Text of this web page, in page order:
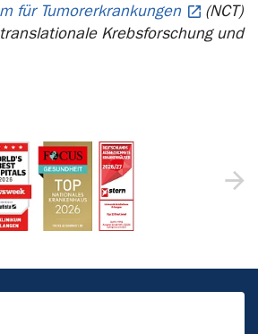
für Tumorerkrankungen
(NCT)
Krebsforschung und